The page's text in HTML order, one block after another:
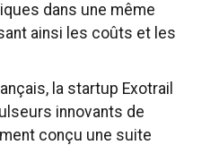
dans une même
ainsi les coûts et les
la startup Exotrail
innovants de
conçu une suite